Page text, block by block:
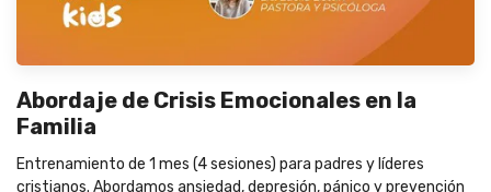
Abordaje de Crisis Emocionales en la
Familia
Entrenamiento de 1 mes (4 sesiones) para padres y líderes
cristianos. Abordamos ansiedad, depresión, pánico y prevención